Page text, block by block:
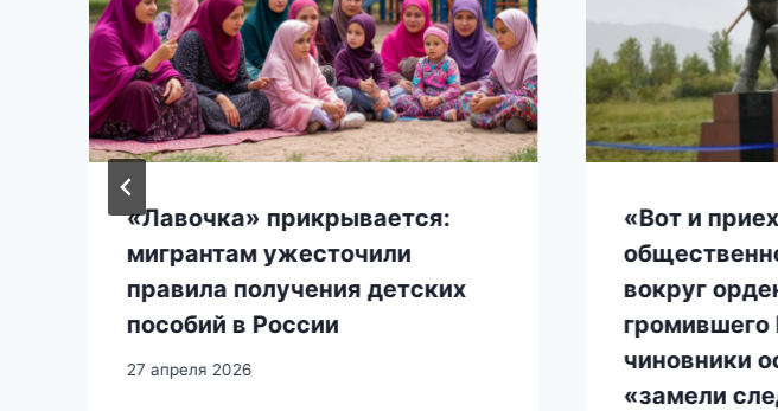
«Лавочка» прикрывается:
мигрантам ужесточили
правила получения детских
пособий в России
27 апреля 2026
«Вот и
вокруг
громившего
чиновники
«замели